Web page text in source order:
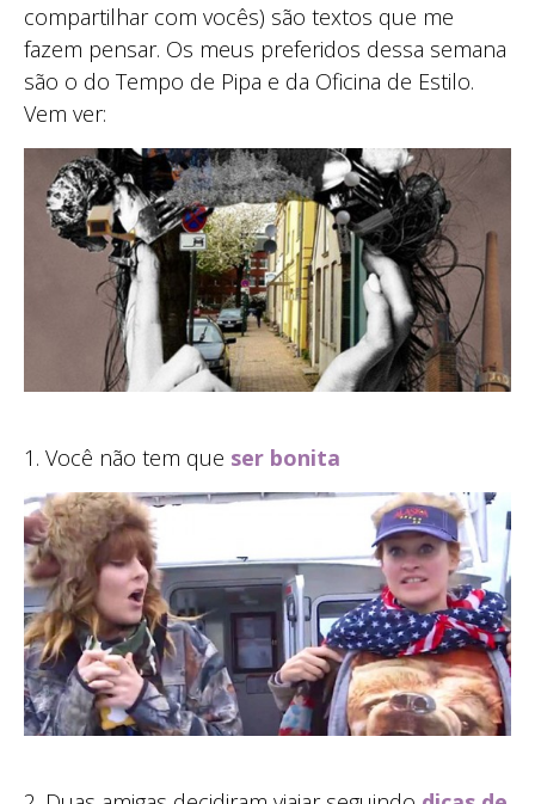
compartilhar com vocês) são textos que me
fazem pensar. Os meus preferidos dessa semana
são o do Tempo de Pipa e da Oficina de Estilo.
Vem ver:
1. Você não tem que ser bonita